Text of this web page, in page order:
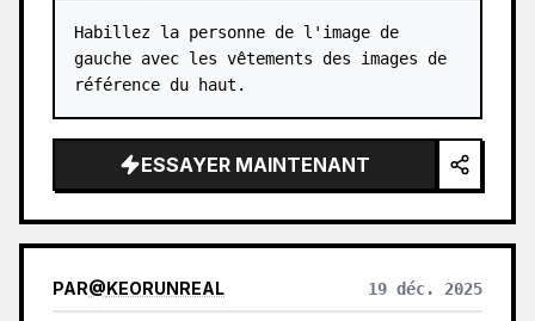
Habillez la personne de l'image de
gauche avec les vêtements des images de
référence du haut.
ESSAYER MAINTENANT
PAR@KEORUNREAL 19 déc. 2025